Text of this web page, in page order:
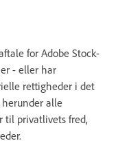
for Adobe Stock-
- eller har
rettigheder i det
alle
til privatlivets fred,